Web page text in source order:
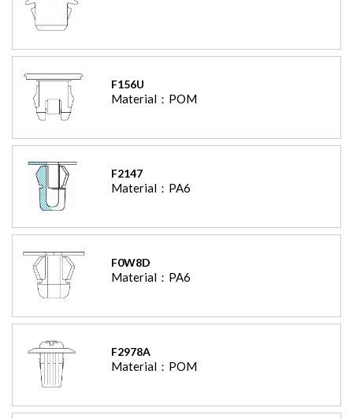
F156U
Material： POM
F2147
Material： PA6
F0W8D
Material： PA6
F2978A
Material： POM